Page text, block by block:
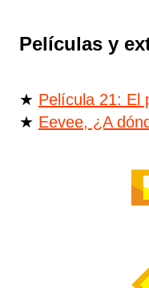
Películas y
★ Película 21: El
★ Eevee, ¿A